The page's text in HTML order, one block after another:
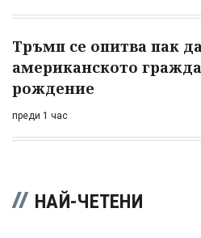
Тръмп се опитва пак
американското
рождение
преди 1 час
НАЙ-ЧЕТЕНИ